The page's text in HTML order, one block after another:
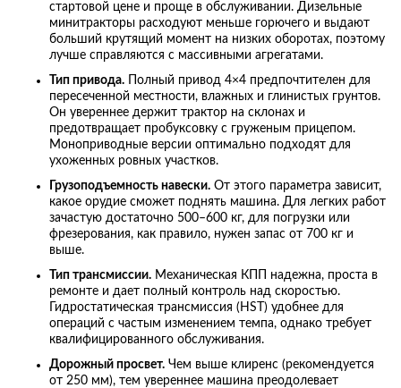
стартовой цене и проще в обслуживании. Дизельные
минитракторы расходуют меньше горючего и выдают
больший крутящий момент на низких оборотах, поэтому
лучше справляются с массивными агрегатами.
Тип привода. Полный привод 4×4 предпочтителен для
пересеченной местности, влажных и глинистых грунтов.
Он увереннее держит трактор на склонах и
предотвращает пробуксовку с груженым прицепом.
Моноприводные версии оптимально подходят для
ухоженных ровных участков.
Грузоподъемность навески. От этого параметра зависит,
какое орудие сможет поднять машина. Для легких работ
зачастую достаточно 500–600 кг, для погрузки или
фрезерования, как правило, нужен запас от 700 кг и
выше.
Тип трансмиссии. Механическая КПП надежна, проста в
ремонте и дает полный контроль над скоростью.
Гидростатическая трансмиссия (HST) удобнее для
операций с частым изменением темпа, однако требует
квалифицированного обслуживания.
Дорожный просвет. Чем выше клиренс (рекомендуется
от 250 мм), тем увереннее машина преодолевает